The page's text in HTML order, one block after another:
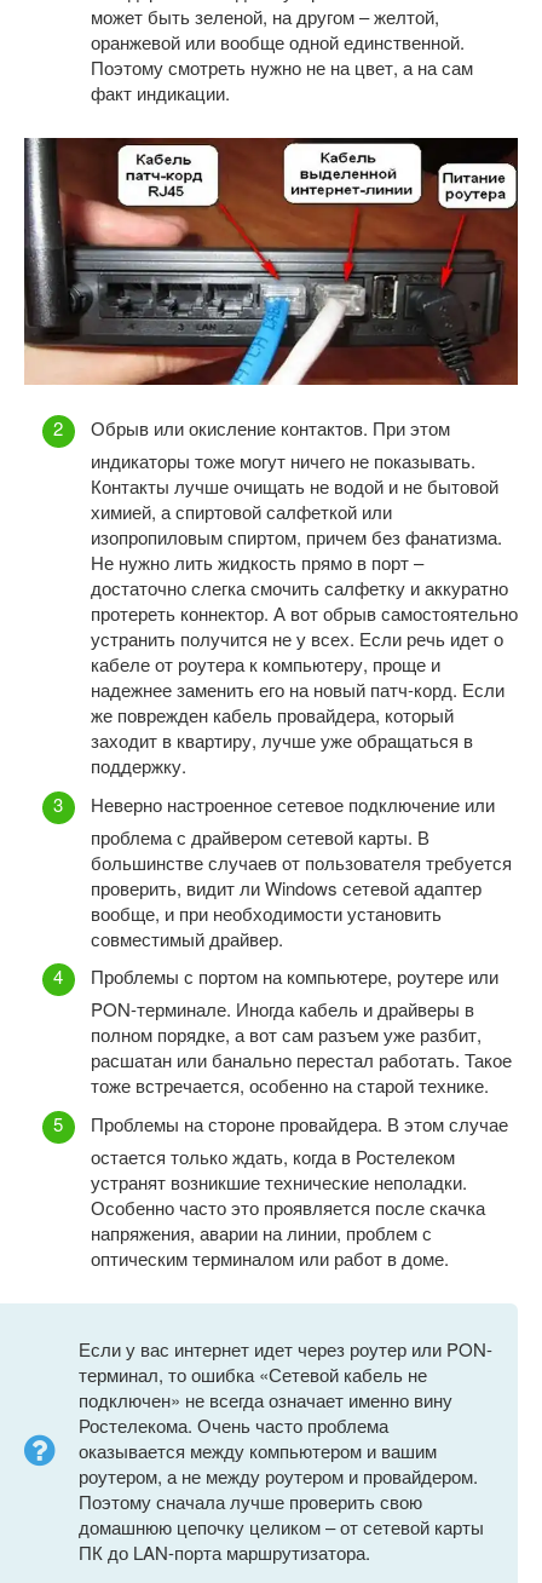
может быть зеленой, на другом – желтой,
оранжевой или вообще одной единственной.
Поэтому смотреть нужно не на цвет, а на сам
факт индикации.
Обрыв или окисление контактов. При этом
индикаторы тоже могут ничего не показывать.
Контакты лучше очищать не водой и не бытовой
химией, а спиртовой салфеткой или
изопропиловым спиртом, причем без фанатизма.
Не нужно лить жидкость прямо в порт –
достаточно слегка смочить салфетку и аккуратно
протереть коннектор. А вот обрыв самостоятельно
устранить получится не у всех. Если речь идет о
кабеле от роутера к компьютеру, проще и
надежнее заменить его на новый патч-корд. Если
же поврежден кабель провайдера, который
заходит в квартиру, лучше уже обращаться в
поддержку.
Неверно настроенное сетевое подключение или
проблема с драйвером сетевой карты. В
большинстве случаев от пользователя требуется
проверить, видит ли Windows сетевой адаптер
вообще, и при необходимости установить
совместимый драйвер.
Проблемы с портом на компьютере, роутере или
PON-терминале. Иногда кабель и драйверы в
полном порядке, а вот сам разъем уже разбит,
расшатан или банально перестал работать. Такое
тоже встречается, особенно на старой технике.
Проблемы на стороне провайдера. В этом случае
остается только ждать, когда в Ростелеком
устранят возникшие технические неполадки.
Особенно часто это проявляется после скачка
напряжения, аварии на линии, проблем с
оптическим терминалом или работ в доме.
Если у вас интернет идет через роутер или PON-
терминал, то ошибка «Сетевой кабель не
подключен» не всегда означает именно вину
Ростелекома. Очень часто проблема
оказывается между компьютером и вашим
роутером, а не между роутером и провайдером.
Поэтому сначала лучше проверить свою
домашнюю цепочку целиком – от сетевой карты
ПК до LAN-порта маршрутизатора.